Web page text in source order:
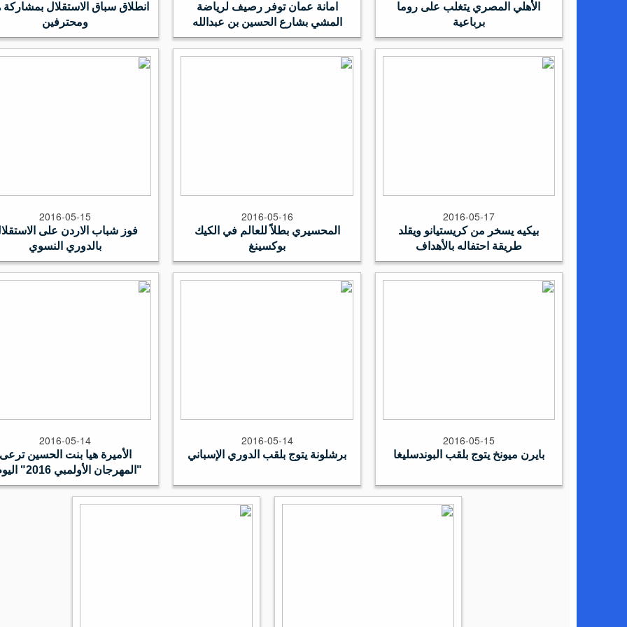
الأهلي المصري يتغلب على روما
برباعية
امانة عمان توفر رصيف لرياضة
المشي بشارع الحسين بن عبدالله
انطلاق سباق الاستقلال بمشاركة
ومحترفين
2016-05-17
بيكيه يسخر من كريستيانو ويقلد
طريقة احتفاله بالأهداف
2016-05-16
المحسيري بطلاً للعالم في الكيك
بوكسينغ
2016-05-15
فوز شباب الاردن على
بالدوري النسوي
2016-05-15
بايرن ميونخ يتوج بلقب البوندسليغا
2016-05-14
برشلونة يتوج بلقب الدوري الإسباني
2016-05-14
الأميرة هيا بنت الحسين ترعى
"المهرجان الأولمبي 2016" اليوم -